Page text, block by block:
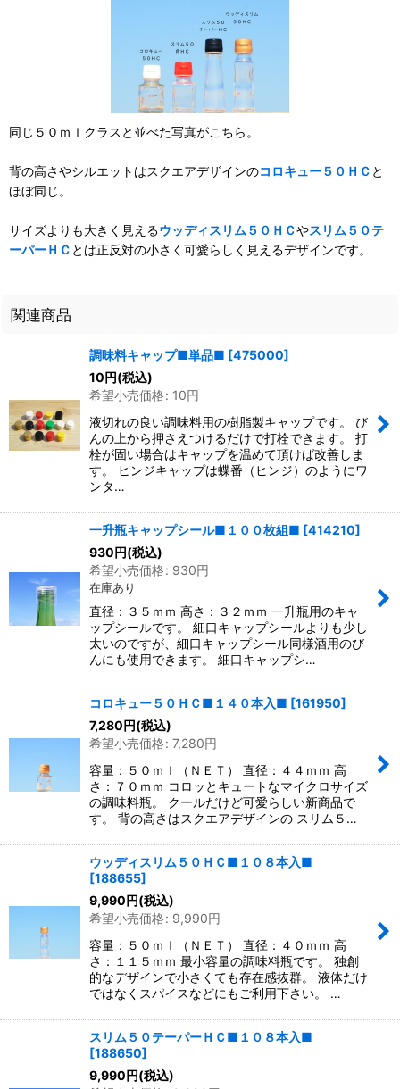
同じ５０ｍｌクラスと並べた写真がこちら。
背の高さやシルエットはスクエアデザインのコロキュー５０ＨＣ と
ほぼ同じ。
サイズよりも大きく見えるウッディスリム５０ＨＣやスリム５０テ
ーパーＨＣ とは正反対の小さく可愛らしく見えるデザインです。
関連商品
調味料キャップ■単品■ [475000]
10円(税込)
希望小売価格: 10円
液切れの良い調味料用の樹脂製キャップです。 び
んの上から押さえつけるだけで打栓できます。 打
栓が固い場合はキャップを温めて頂けば改善しま
す。 ヒンジキャップは蝶番（ヒンジ）のようにワ
ンタ…
一升瓶キャップシール■１００枚組■ [414210]
930円(税込)
希望小売価格: 930円
在庫あり
直径：３５ｍｍ 高さ：３２ｍｍ 一升瓶用のキャ
ップシールです。 細口キャップシールよりも少し
太いのですが、細口キャップシール同様酒用のび
んにも使用できます。 細口キャップシ…
コロキュー５０ＨＣ■１４０本入■ [161950]
7,280円(税込)
希望小売価格: 7,280円
容量：５０ｍｌ（ＮＥＴ） 直径：４４ｍｍ 高
さ：７０ｍｍ コロッとキュートなマイクロサイズ
の調味料瓶。 クールだけど可愛らしい新商品で
す。 背の高さはスクエアデザインの スリム５…
ウッディスリム５０ＨＣ■１０８本入■
[188655]
9,990円(税込)
希望小売価格: 9,990円
容量：５０ｍｌ（ＮＥＴ） 直径：４０ｍｍ 高
さ：１１５ｍｍ 最小容量の調味料瓶です。 独創
的なデザインで小さくても存在感抜群。 液体だけ
ではなくスパイスなどにもご利用下さい。 …
スリム５０テーパーＨＣ■１０８本入■
[188650]
9,990円(税込)